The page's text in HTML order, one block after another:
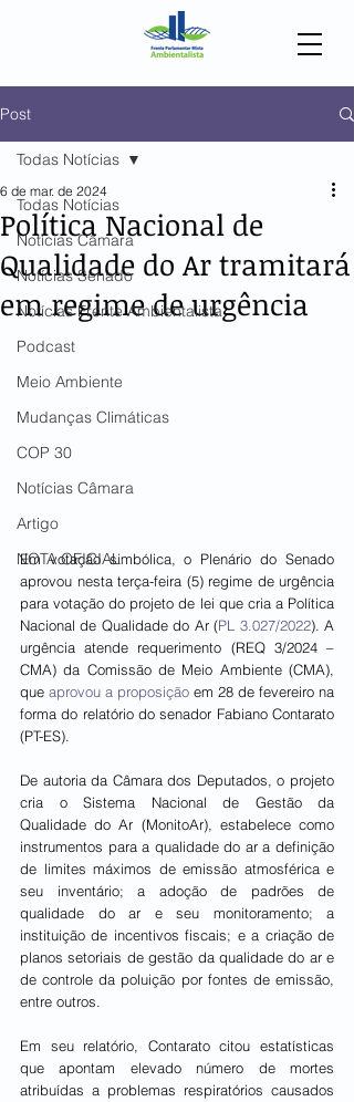
Post
Todas Notícias
Notícias Câmara
Notícias Senado
Notícias Frente Ambientalista
Podcast
Meio Ambiente
Mudanças Climáticas
COP 30
Notícias Câmara
Artigo
NOTA OFICIAL
Todas Notícias
Política Nacional de
Qualidade do Ar tramitará
em regime de urgência
6 de mar. de 2024
Em votação simbólica, o Plenário do Senado
aprovou nesta terça-feira (5) regime de urgência
para votação do projeto de lei que cria a Política
Nacional de Qualidade do Ar (PL 3.027/2022). A
urgência atende requerimento (REQ 3/2024 –
CMA) da Comissão de Meio Ambiente (CMA),
que aprovou a proposição em 28 de fevereiro na
forma do relatório do senador Fabiano Contarato
(PT-ES).
De autoria da Câmara dos Deputados, o projeto
cria o Sistema Nacional de Gestão da
Qualidade do Ar (MonitoAr), estabelece como
instrumentos para a qualidade do ar a definição
de limites máximos de emissão atmosférica e
seu inventário; a adoção de padrões de
qualidade do ar e seu monitoramento; a
instituição de incentivos fiscais; e a criação de
planos setoriais de gestão da qualidade do ar e
de controle da poluição por fontes de emissão,
entre outros.
Em seu relatório, Contarato citou estatísticas
que apontam elevado número de mortes
atribuídas a problemas respiratórios causados